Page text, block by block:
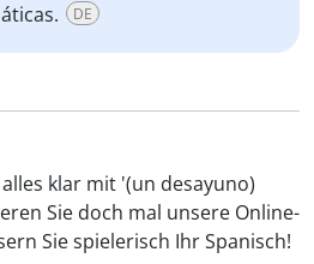
DE
klar mit '(un desayuno)
Sie doch mal unsere Online-
Sie spielerisch Ihr Spanisch!